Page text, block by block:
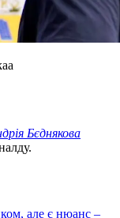
Бєднякова
але є нюанс –